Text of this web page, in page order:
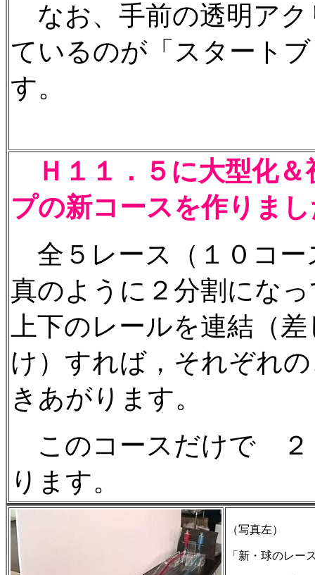
なお、手前の透明アク
ているのが「スタート
す。
Ｈ１１．５に大型化＆
プの新コースを作りま
全５レース（１０コ
真のように２分割にな
上下のレールを連結（
け）すれば，それぞれ
きあがります。
このコースだけで
ります。
（写真左）
「新・球のレー